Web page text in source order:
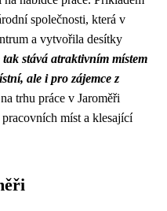
společnosti, která v
a vytvořila desítky
tak stává atraktivním místem
ale i pro zájemce z
trhu práce v Jaroměři
míst a klesající